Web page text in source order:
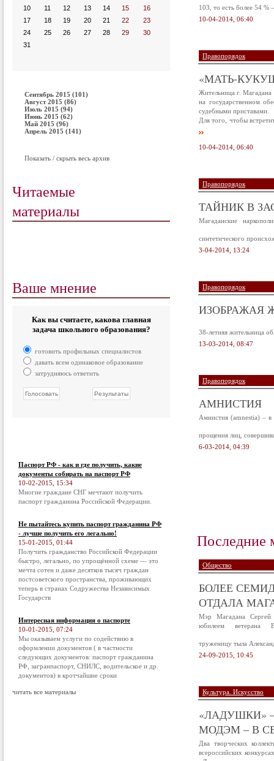
10
11 12 13 14 15
16
17
18 19 20 21 22
23
24
25 26 27 28 29
30
31
Сентябрь 2015 (101)
Август 2015 (86)
Июль 2015 (94)
Июнь 2015 (62)
Май 2015 (96)
Апрель 2015 (141)
Показать / скрыть весь архив
Читаемые
материалы
Ваше мнение
Как вы считаете, какова главная
задача школьного образования?
готовить профильных специалистов
давать всем одинаковое образование
затрудняюсь ответить
Паспорт РФ - как и где получить, какие
документы собирать на паспорт РФ
10-02-2015, 15:34
Многие граждане СНГ мечтают получить
паспорт гражданина Российской Федерации.
Не пытайтесь купить паспорт гражданина РФ
- лучше получить его легально!
15-01-2015, 01:44
Получить гражданство Российской Федерации
быстро, легально, по упрощённой схеме — это
мечта сотен и даже десятков тысяч граждан
постсоветского пространства, проживающих
теперь в странах Содружества Независимых
Государств
Интересная информация о паспорте
10-01-2015, 07:24
Мы оказываем услуги по содействию в
оформлении документов ( в частности
следующих документов: паспорт гражданина
РФ, загранпаспорт, СНИЛС, водительское и др.
документов) в кротчайшие сроки
читать все материалы
103, то есть более 54
10-04-2014, 06:40
Правопорядок
«МАТЬ-
Жительница г. Магадана
на государственном
судебными приставами.
Для того, чтобы
10-04-2014, 06:40
Правопорядок
ТАЙНИК В
Магаданские
синтетического
3-04-2014, 13:24
Правопорядок
ИЗОБРАЖАЯ
38-летняя жительница
13-03-2014, 08:47
Правопорядок
АМНИСТИЯ
Амнистия (amnestia) – в
прощения лиц,
6-03-2014, 04:39
Последние
Общество
БОЛЕЕ
ОТДАЛА
Мэр Магадана Сергей
юбилеем ветерана
труженицу тыла
24-09-2015, 10:45
Культура. Искусство
«ЛАДУШКИ»
МОДЭМ – В
Два творческих
всероссийских